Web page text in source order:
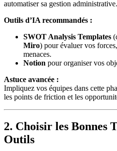
automatiser sa gestion administrative.
Outils d’IA recommandés :
SWOT Analysis Templates
Miro) pour évaluer vos
menaces.
Notion pour organiser vos
Astuce avancée :
Impliquez vos équipes dans cette
les points de friction et les
2. Choisir les Bonnes
Outils